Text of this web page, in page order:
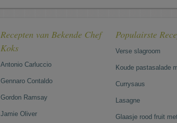
Recepten van Bekende Chef
Koks
Antonio Carluccio
Gennaro Contaldo
Gordon Ramsay
Jamie Oliver
Populairste
Verse slagroom
Koude pastasalade
Currysaus
Lasagne
Glaasje rood fruit